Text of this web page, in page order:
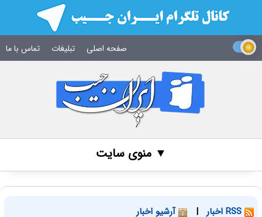
صفحه اصلی تبلیغات تماس با ما
▼ منوی سایت
| آرشیو اخبار